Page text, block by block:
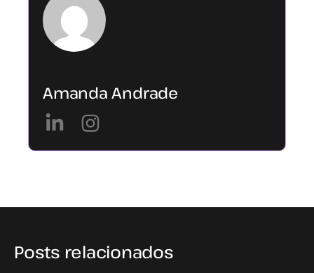
Amanda Andrade
Posts relacionados